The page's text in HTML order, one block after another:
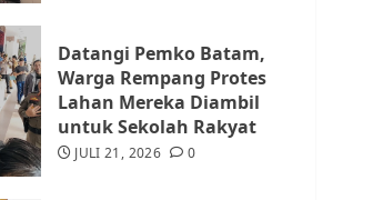
Datangi Pemko Batam,
Warga Rempang Protes
Lahan Mereka Diambil
untuk Sekolah Rakyat
JULI 21, 2026 0